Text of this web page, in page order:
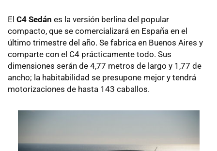
El C4 Sedán es la versión berlina del popular
compacto, que se comercializará en España en el
último trimestre del año. Se fabrica en Buenos Aires y
comparte con el C4 prácticamente todo. Sus
dimensiones serán de 4,77 metros de largo y 1,77 de
ancho; la habitabilidad se presupone mejor y tendrá
motorizaciones de hasta 143 caballos.